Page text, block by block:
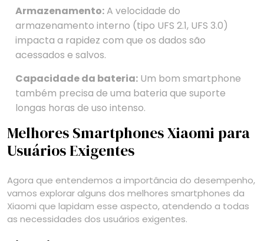
Armazenamento:A velocidade do
armazenamento interno (tipo UFS 2.1, UFS 3.0)
impacta a rapidez com que os dados são
acessados e salvos.
Capacidade da bateria: Um bom smartphone
também precisa de uma bateria que suporte
longas horas de uso intenso.
Melhores Smartphones Xiaomi para
Usuários Exigentes
Agora que entendemos a importância do desempenho,
vamos explorar alguns dos melhores smartphones da
Xiaomi que lapidam esse aspecto, atendendo a todas
as necessidades dos usuários exigentes.